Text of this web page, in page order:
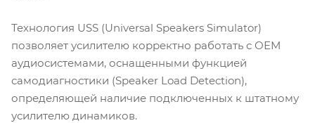
Технология USS (Universal Speakers Simulator)
позволяет усилителю корректно работать с ОЕМ
аудиосистемами, оснащенными функцией
самодиагностики (Speaker Load Detection),
определяющей наличие подключенных к штатному
усилителю динамиков.